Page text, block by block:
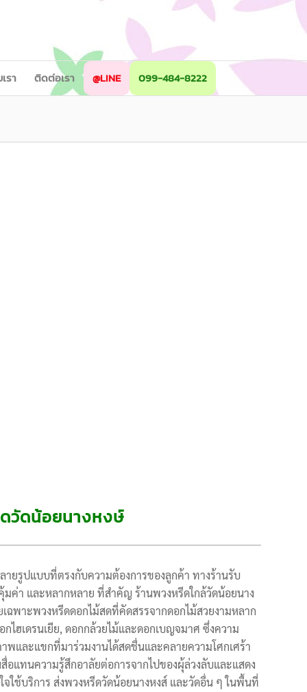
รา ติดต่อเรา @LINE 099-484-8222
วัดน้อยนางหงษ์
ยรูปแบบที่ตรงกับความต้องการของลูกค้า ทางร้านรับ
มค่า และหลากหลาย ที่สำคัญ ร้านพวงหรีดใกล้วัดน้อยนาง
ฉพาะพวงหรีดดอกไม้สดที่คัดสรรจากดอกไม้สวยงามหลาก
ไฮเดรนเยีย, ดอกกล้วยไม้และดอกเบญจมาศ ซึ่งความ
พและแขกที่มาร่วมงานได้สดชื่นและคลายความโศกเศร้า
อแทนความรู้สึกอาลัยต่อการจากไปของผุ้ล่วงลับและแสดง
ใช้บริการ ส่งพวงหรีดวัดน้อยนางหงส์ และวัดอื่น ๆ ในพื้นที่